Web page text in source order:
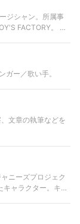
ジシャン。所属事
FACTORY。 マ
ー／歌い手。
文章の執筆などを
ニーズプロジェク
キャラクター。キャ